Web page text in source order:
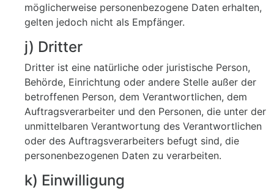
möglicherweise personenbezogene Daten erhalten,
gelten jedoch nicht als Empfänger.
j) Dritter
Dritter ist eine natürliche oder juristische Person,
Behörde, Einrichtung oder andere Stelle außer der
betroffenen Person, dem Verantwortlichen, dem
Auftragsverarbeiter und den Personen, die unter der
unmittelbaren Verantwortung des Verantwortlichen
oder des Auftragsverarbeiters befugt sind, die
personenbezogenen Daten zu verarbeiten.
k) Einwilligung